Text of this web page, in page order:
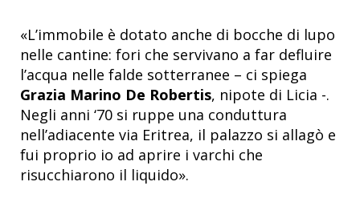
«L’immobile è dotato anche di bocche di lupo
nelle cantine: fori che servivano a far defluire
l’acqua nelle falde sotterranee – ci spiega
Grazia Marino De Robertis, nipote di Licia -.
Negli anni ‘70 si ruppe una conduttura
nell’adiacente via Eritrea, il palazzo si allagò e
fui proprio io ad aprire i varchi che
risucchiarono il liquido».